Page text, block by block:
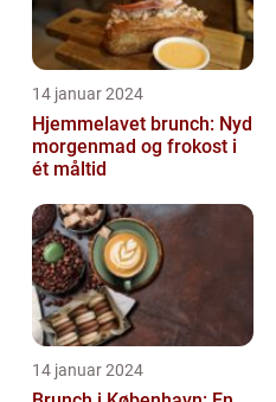
14 januar 2024
Hjemmelavet brunch: Nyd
morgenmad og frokost i
ét måltid
14 januar 2024